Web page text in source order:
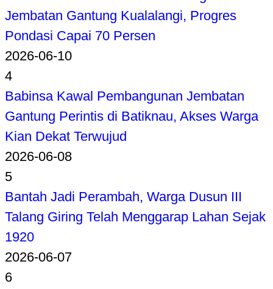
Jembatan Gantung Kualalangi, Progres
Pondasi Capai 70 Persen
2026-06-10
4
Babinsa Kawal Pembangunan Jembatan
Gantung Perintis di Batiknau, Akses Warga
Kian Dekat Terwujud
2026-06-08
5
Bantah Jadi Perambah, Warga Dusun III
Talang Giring Telah Menggarap Lahan Sejak
1920
2026-06-07
6